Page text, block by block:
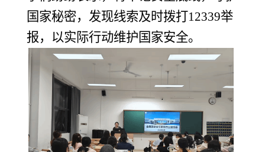
国家秘密，发现线索及时拨打12339举
报，以实际行动维护国家安全。